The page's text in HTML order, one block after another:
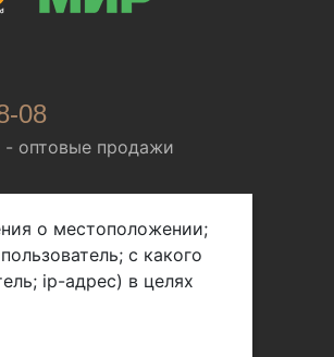
08
- оптовые продажи
о местоположении;
с какого
ip-адрес) в целях